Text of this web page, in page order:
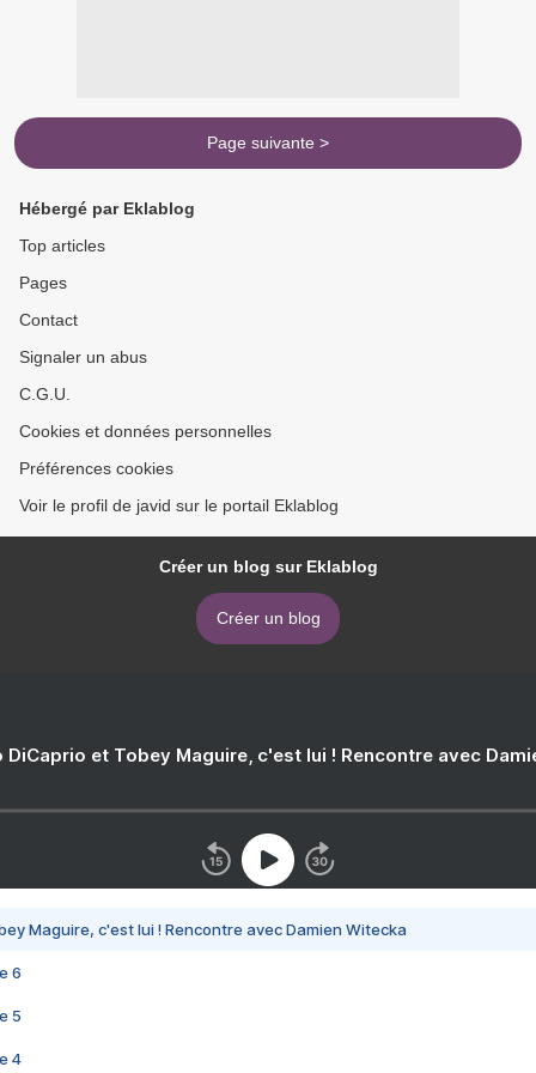
Page suivante >
Hébergé par Eklablog
Top articles
Pages
Contact
Signaler un abus
C.G.U.
Cookies et données personnelles
Préférences cookies
Voir le profil de javid sur le portail Eklablog
Créer un blog sur Eklablog
Créer un blog
DiCaprio et Tobey Maguire, c'est lui ! Rencontre avec
Maguire, c'est lui ! Rencontre avec Damien Witecka
6
5
4